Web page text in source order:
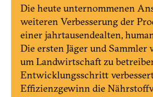
Die heute unternommenen
weiteren Verbesserung der
einer jahrtausendealten,
Die ersten Jäger und Sammler
um Landwirtschaft zu
Entwicklungsschritt
Effizienzgewinn die